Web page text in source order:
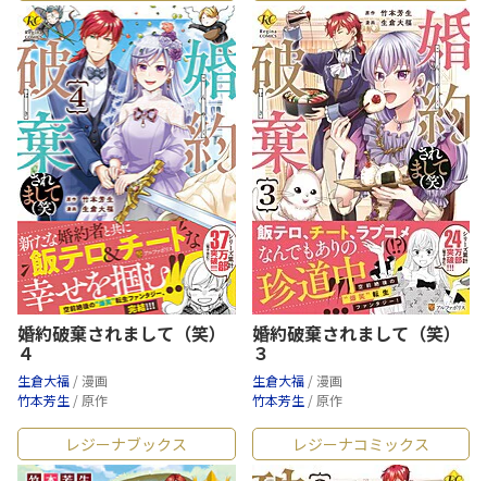
婚約破棄されまして（笑）
４
生倉大福 / 漫画
竹本芳生 / 原作
婚約破棄されまして（笑）
３
生倉大福 / 漫画
竹本芳生 / 原作
レジーナブックス レジーナコミックス